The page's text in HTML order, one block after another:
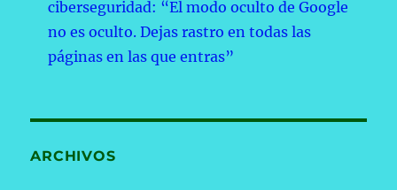
ciberseguridad: “El modo oculto de Google
no es oculto. Dejas rastro en todas las
páginas en las que entras”
ARCHIVOS